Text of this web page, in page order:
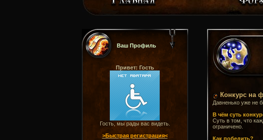
Ваш Профиль
Привет: Гость
Гость, мы рады вас видеть.
>Быстрая регистрация<
Конкурс на
Давненько уже не
В чём суть
Суть в том, что
ограничено.
Как победить?